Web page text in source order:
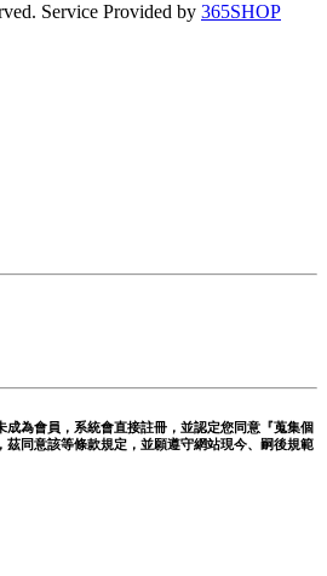
Service Provided by 365SHOP
成為會員，系統會直接註冊，並認定您同意『蒐集個
茲同意該等條款規定，並願遵守網站現今、嗣後規範